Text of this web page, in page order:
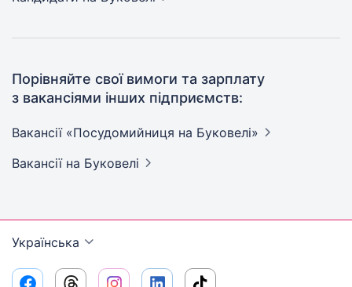
Порівняйте свої вимоги та зарплату
з вакансіями інших підприємств:
Вакансії «Посудомийниця на Буковелі»
Вакансії на Буковелі
Українська